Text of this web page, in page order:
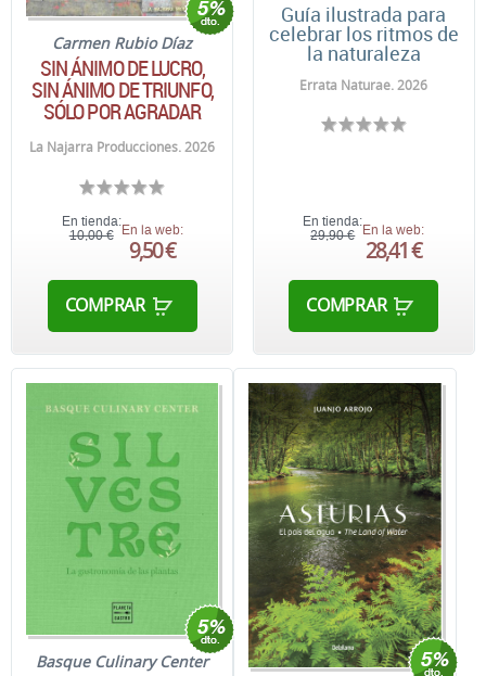
Carmen Rubio Díaz
SIN ÁNIMO DE LUCRO,
SIN ÁNIMO DE TRIUNFO,
SÓLO POR AGRADAR
La Najarra Producciones. 2026
En tienda:
10,00 € En la web:
9,50 €
COMPRAR
Guía ilustrada para
celebrar los ritmos de
la naturaleza
Errata Naturae. 2026
En tienda:
29,90 €
En la web:
28,41 €
COMPRAR
Basque Culinary Center